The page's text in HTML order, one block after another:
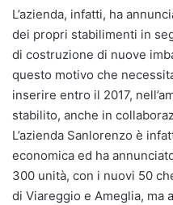
L’azienda, infatti, ha
dei propri stabilimenti in
di costruzione di nuove
questo motivo che
inserire entro il 2017,
stabilito, anche in
L’azienda Sanlorenzo è
economica ed ha
300 unità, con i nuovi 50
di Viareggio e Ameglia, ma